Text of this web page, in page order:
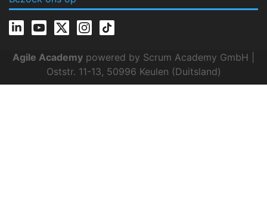
Agile Academy powered by Scrum Academy GmbH |
Oststr. 11-13, 50996 Keulen (Duitsland)